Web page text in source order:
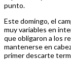
punto.
Este domingo, el
muy variables en
que obligaron a los
mantenerse en
primer descarte